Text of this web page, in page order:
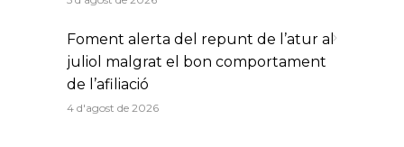
Foment alerta del repunt de l’atur al
juliol malgrat el bon comportament
de l’afiliació
4 d'agost de 2026